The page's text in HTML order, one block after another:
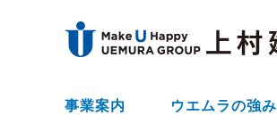
事業案内 ウエムラの強み